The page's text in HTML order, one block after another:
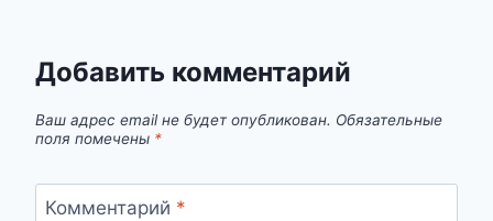
Добавить комментарий
Ваш адрес email не будет опубликован. Обязательные
поля помечены *
Комментарий *